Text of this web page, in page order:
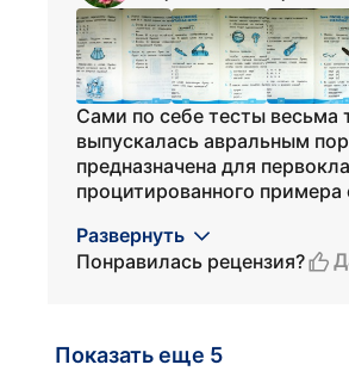
Сами по себе тесты весьма
выпускалась авральным
предназначена для
процитированного
Развернуть
Понравилась рецензия?
Показать еще 5